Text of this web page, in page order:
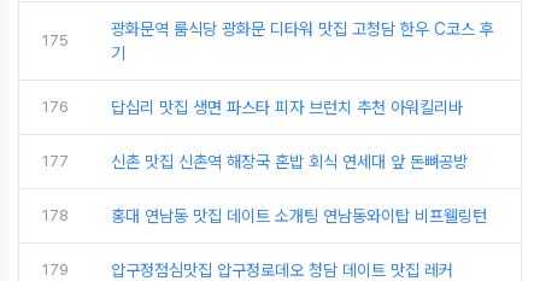
175
광화문역 룸식당 광화문 디타워 맛집 고청담 한우 C코스 후
기
176 답십리 맛집 생면 파스타 피자 브런치 추천 아워킬리바
177 신촌 맛집 신촌역 해장국 혼밥 회식 연세대 앞 돈뼈공방
178 홍대 연남동 맛집 데이트 소개팅 연남동와이탑 비프웰링턴
179 압구정점심맛집 압구정로데오 청담 데이트 맛집 레커